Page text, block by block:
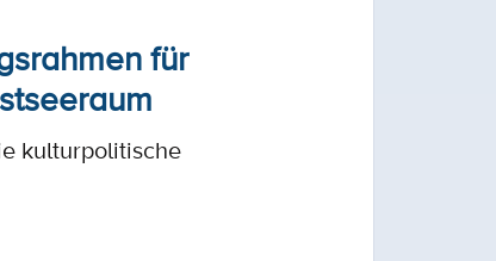
für
kulturpolitische